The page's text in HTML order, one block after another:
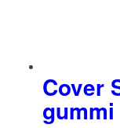
Cover
gummi